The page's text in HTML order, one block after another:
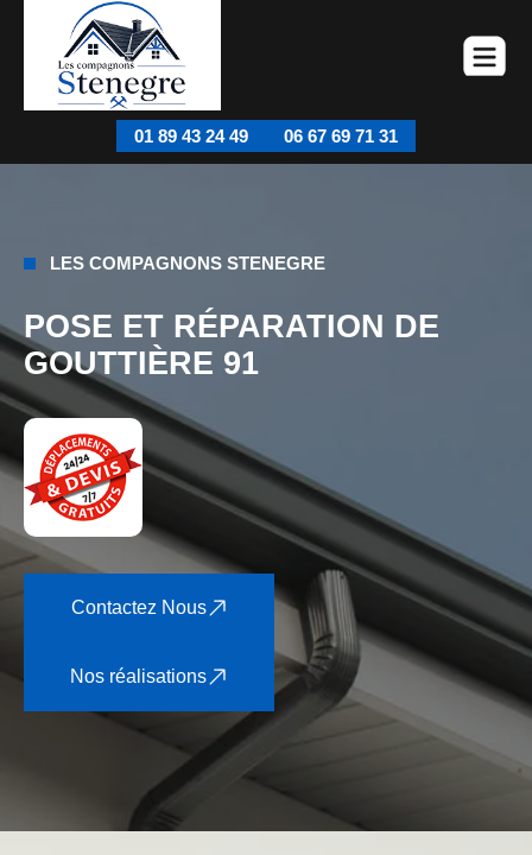
01 89 43 24 49 06 67 69 71 31
LES COMPAGNONS STENEGRE
POSE ET RÉPARATION DE
GOUTTIÈRE 91
Contactez Nous
Nos réalisations